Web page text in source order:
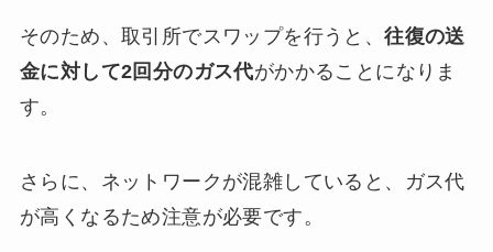
そのため、取引所でスワップを行うと、往復の送
金に対して2回分のガス代がかかることになりま
す。
さらに、ネットワークが混雑していると、ガス代
が高くなるため注意が必要です。